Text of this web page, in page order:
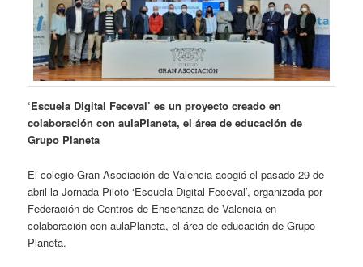
‘Escuela Digital Feceval’ es un proyecto creado en
colaboración con aulaPlaneta, el área de educación de
Grupo Planeta
El colegio Gran Asociación de Valencia acogió el pasado 29 de
abril la Jornada Piloto ‘Escuela Digital Feceval’, organizada por
Federación de Centros de Enseñanza de Valencia en
colaboración con aulaPlaneta, el área de educación de Grupo
Planeta.